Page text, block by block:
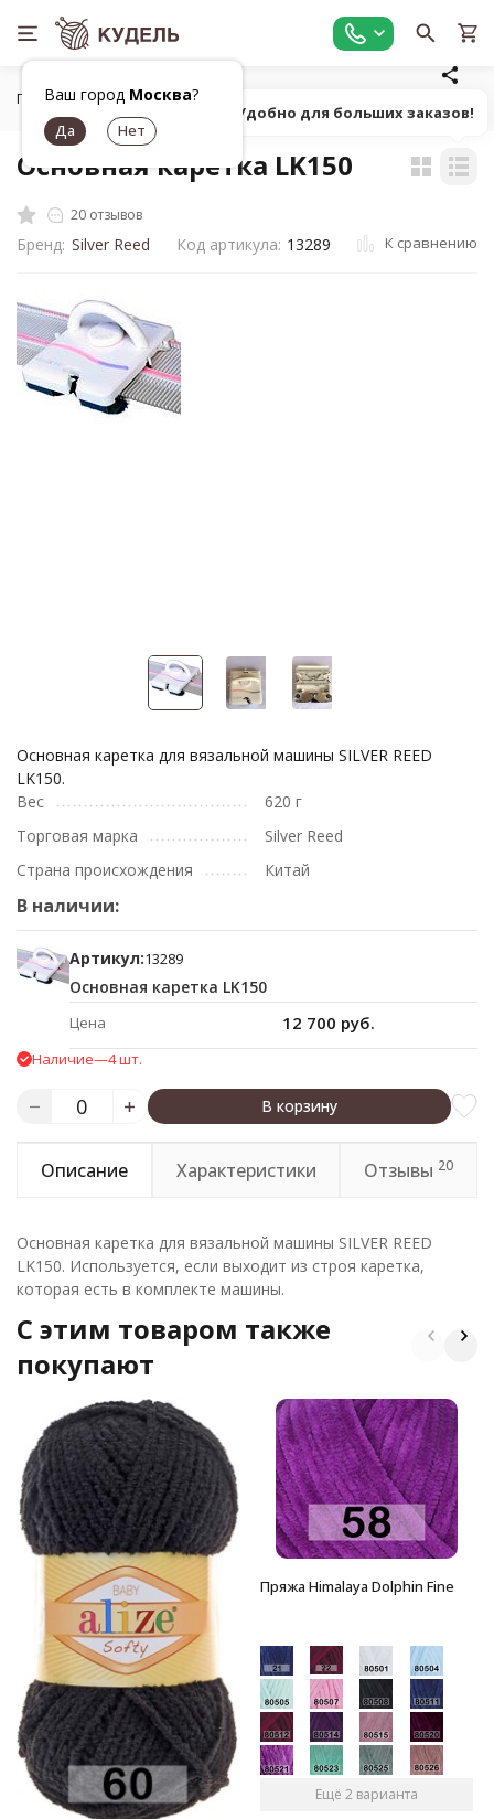
Ваш город Москва?
Главная Оборудование
Основная каретка LK150
20 отзывов
Бренд: Silver Reed Код артикула: 13289 К сравнению
Основная каретка для вязальной машины SILVER REED
LK150.
Вес
620 г
Торговая марка
Silver Reed
Страна происхождения
Китай
В наличии:
Артикул:13289
Основная каретка LK150
Цена 12 700 руб.
Наличие—4 шт.
В корзину
Описание Характеристики Отзывы 20
Основная каретка для вязальной машины SILVER REED
LK150. Используется, если выходит из строя каретка,
которая есть в комплекте машины.
C этим товаром также
покупают
Пряжа Himalaya Dolphin Fine
Ещё 2 варианта
Попробуй! Удобно для больших заказов!